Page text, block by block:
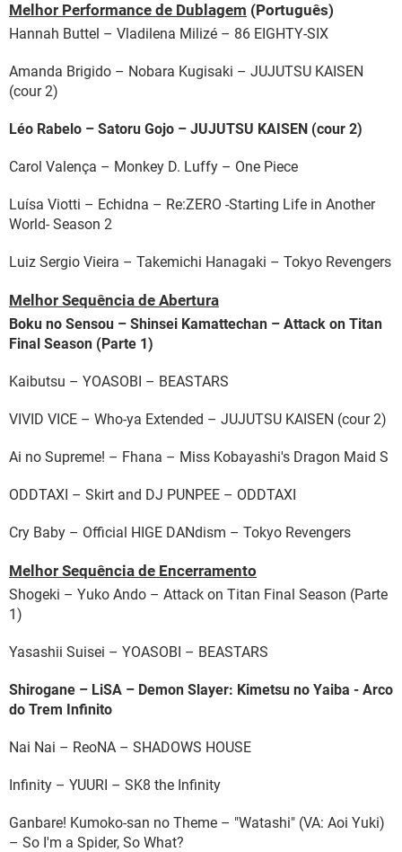
Melhor Performance de Dublagem (Português)
Hannah Buttel – Vladilena Milizé – 86 EIGHTY-SIX
Amanda Brigido – Nobara Kugisaki – JUJUTSU KAISEN
(cour 2)
Léo Rabelo – Satoru Gojo – JUJUTSU KAISEN (cour 2)
Carol Valença – Monkey D. Luffy – One Piece
Luísa Viotti – Echidna – Re:ZERO -Starting Life in Another
World- Season 2
Luiz Sergio Vieira – Takemichi Hanagaki – Tokyo Revengers
Melhor Sequência de Abertura
Boku no Sensou – Shinsei Kamattechan – Attack on Titan
Final Season (Parte 1)
Kaibutsu – YOASOBI – BEASTARS
VIVID VICE – Who-ya Extended – JUJUTSU KAISEN (cour 2)
Ai no Supreme! – Fhana – Miss Kobayashi's Dragon Maid S
ODDTAXI – Skirt and DJ PUNPEE – ODDTAXI
Cry Baby – Official HIGE DANdism – Tokyo Revengers
Melhor Sequência de Encerramento
Shogeki – Yuko Ando – Attack on Titan Final Season (Parte
1)
Yasashii Suisei – YOASOBI – BEASTARS
Shirogane – LiSA – Demon Slayer: Kimetsu no Yaiba - Arco
do Trem Infinito
Nai Nai – ReoNA – SHADOWS HOUSE
Infinity – YUURI – SK8 the Infinity
Ganbare! Kumoko-san no Theme – "Watashi" (VA: Aoi Yuki)
– So I'm a Spider, So What?